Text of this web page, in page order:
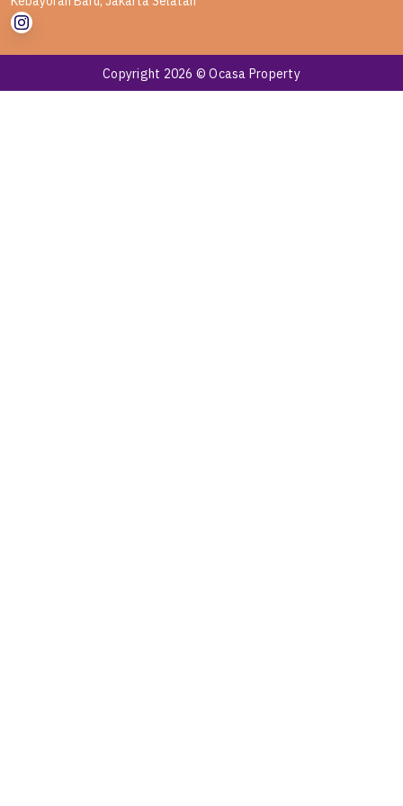
Copyright 2026 © Ocasa Property